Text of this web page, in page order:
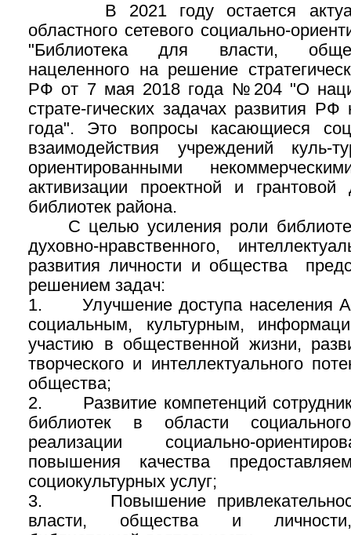
В 2021 году остается
областного сетевого социально-
"Библиотека для власти,
нацеленного на решение
РФ от 7 мая 2018 года №204 "О
страте-гических задачах развития
года". Это вопросы касающиеся
взаимодействия учреждений куль-
ориентированными
активизации проектной и грантовой
библиотек района.
С целью усиления роли
духовно-нравственного,
развития личности и общества
решением задач:
1. Улучшение доступа населения
социальным, культурным,
участию в общественной жизни,
творческого и интеллектуального
общества;
2. Развитие компетенций
библиотек в области
реализации социально-
повышения качества
социокультурных услуг;
3. Повышение
власти, общества и личности,